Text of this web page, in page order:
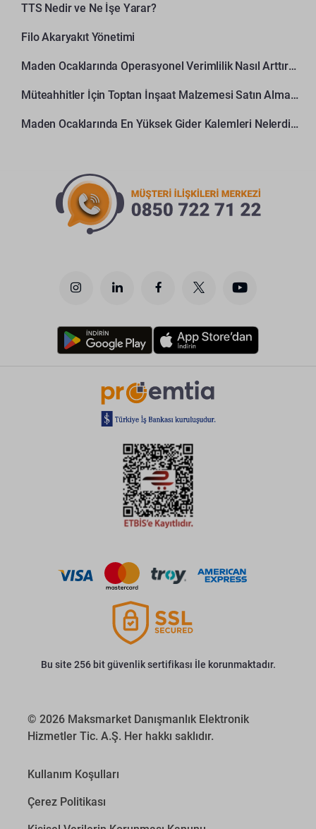
TTS Nedir ve Ne İşe Yarar?
Filo Akaryakıt Yönetimi
Maden Ocaklarında Operasyonel Verimlilik Nasıl Arttırılır?
Müteahhitler İçin Toptan İnşaat Malzemesi Satın Alma Rehberi
Maden Ocaklarında En Yüksek Gider Kalemleri Nelerdir?
Bu site 256 bit güvenlik sertifikası İle korunmaktadır.
© 2026 Maksmarket Danışmanlık Elektronik
Hizmetler Tic. A.Ş. Her hakkı saklıdır.
Kullanım Koşulları
Çerez Politikası